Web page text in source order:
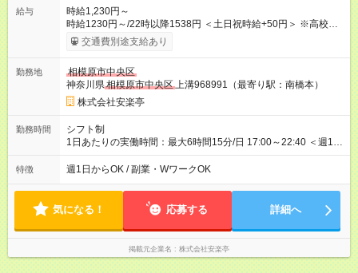
給与
時給1,230円～
時給1230円～/22時以降1538円 ＜土日祝時給+50円＞ ※高校生
時給1230円 【試用期間】試用期間あり 試用期間の長さ：12ヶ
月 雇用形態、給与は本採用時と同じです。 ※最大12ヶ月の間
交通費別途支給あり
勤務地
相模原市中央区
神奈川県相模原市中央区上溝968991（最寄り駅：南橋本）
株式会社安楽亭
勤務時間
シフト制
1日あたりの実働時間：最大6時間15分/日 17:00～22:40 ＜週1日
～/短時間OK！＞ ※18歳未満・高校生は21:30までの勤務 ・シフ
トは自己申告制だから私生活優先でOK◎ ・週1日もあれば週5日
して短時間」など希望に合わせて働けます！
特徴 週1日からOK / 副業・WワークOK
気になる！ 応募する 詳細へ
掲載元企業名 株式会社安楽亭